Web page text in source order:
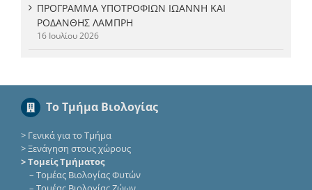
ΠΡΟΓΡΑΜΜΑ ΥΠΟΤΡΟΦΙΩΝ ΙΩΑΝΝΗ ΚΑΙ
ΡΟΔΑΝΘΗΣ ΛΑΜΠΡΗ
16 Ιουλίου 2026
Το Τμήμα Βιολογίας
> Γενικά για το Τμήμα
>Ξενάγηση στους χώρους
> Τομείς Τμήματος
– Τομέας Βιολογίας Φυτών